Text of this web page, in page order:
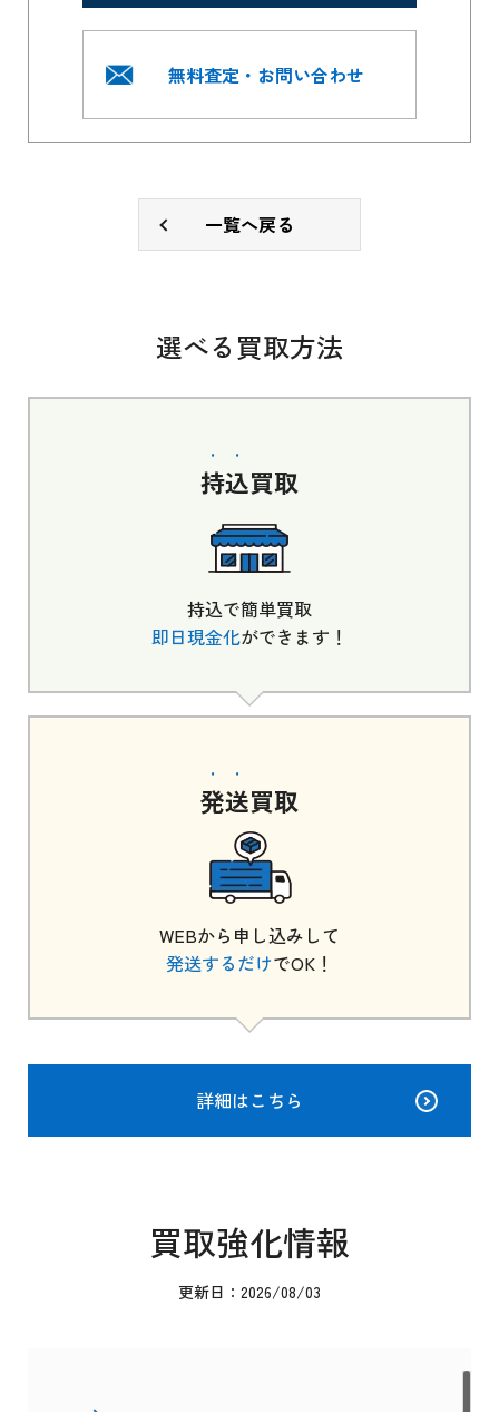
無料査定・お問い合わせ
一覧へ戻る
選べる買取方法
持込買取
持込で簡単買取
即日現金化ができます！
発送買取
WEBから申し込みして
発送するだけでOK！
詳細はこちら
買取強化情報
更新日：2026/08/03